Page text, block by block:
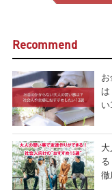
Recommend
い
徹